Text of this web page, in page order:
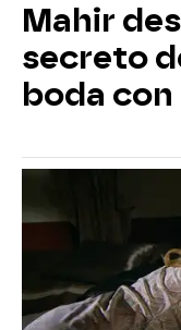
Mahir
secreto
boda